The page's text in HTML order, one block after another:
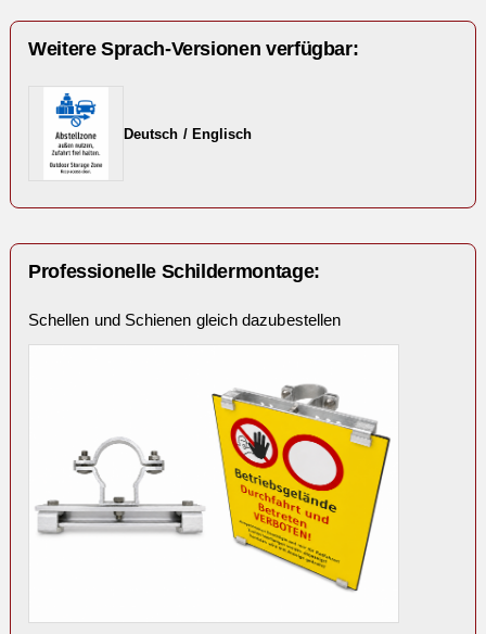
Weitere Sprach-Versionen verfügbar:
Deutsch / Englisch
Professionelle Schildermontage:
Schellen und Schienen gleich dazubestellen